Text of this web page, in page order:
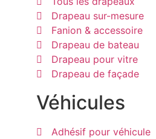
Drapeau sur-mesure
Fanion & accessoire
Drapeau de bateau
Drapeau pour vitre
Drapeau de façade
Véhicules
Adhésif pour véhicule